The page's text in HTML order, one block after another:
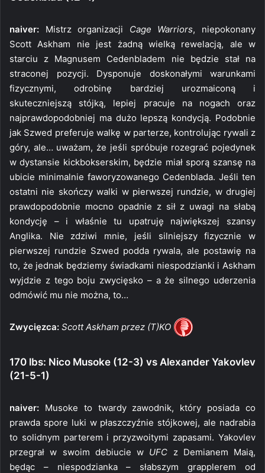
naiver: Mistrz organizacji Cage Warriors, niepokonany
Scott Askham nie jest żadną wielką rewelacją, ale w
starciu z Magnusem Cedenbladem nie będzie stał na
straconej pozycji. Dysponuje doskonałymi warunkami
fizycznymi, odrobinę bardziej urozmaiconą i
skuteczniejszą stójką, lepiej pracuje na nogach oraz
najprawdopodobniej ma dużo lepszą kondycją. Podobnie
jak Szwed preferuje walkę w parterze, kontrolując rywali z
góry, ale… uważam, że jeśli spróbuje rozegrać pojedynek
w dystansie kickbokserskim, będzie miał sporą szansę na
ubicie minimalnie faworyzowanego Cedenblada. Jeśli ten
ostatni nie skończy walki w pierwszej rundzie, w drugiej
prawdopodobnie mocno opadnie z sił z uwagi na słabą
kondycję – i właśnie tu upatruję największej szansy
Anglika. Nie zdziwi mnie, jeśli silniejszy fizycznie w
pierwszej rundzie Szwed podda rywala, ale postawię na
to, że jednak będziemy świadkami niespodzianki i Askham
wyjdzie z tego boju zwycięsko – a że silnego uderzenia
odmówić mu nie można, to…
Zwycięzca: Scott Askham przez (T)KO
170 lbs: Nico Musoke (12-3) vs Alexander Yakovlev
(21-5-1)
naiver: Musoke to twardy zawodnik, który posiada co
prawda spore luki w płaszczyźnie stójkowej, ale nadrabia
to solidnym parterem i przyzwoitymi zapasami. Yakovlev
przegrał w swoim debiucie w UFC z Demianem Maią,
będąc – niespodzianka – słabszym grapplerem od